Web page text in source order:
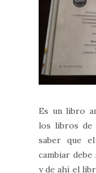
Es un libro
los libros de
saber que
cambiar
y de ahí el